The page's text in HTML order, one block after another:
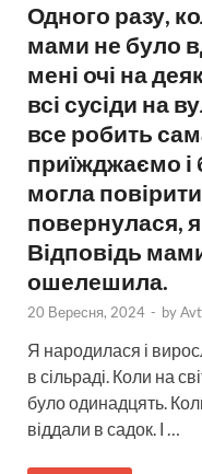
Одного разу,
мами не було
мені очі на
всі сусіди на
все робить
приїжджаємо і
могла
повернулася,
Відповідь
ошелешила.
20 Вересня, 2024 - by
Я народилася і
в сільраді. Коли на
було одинадцять.
віддали в садок. І …